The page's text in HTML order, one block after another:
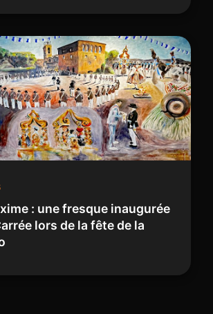
: une fresque inaugurée
lors de la fête de la